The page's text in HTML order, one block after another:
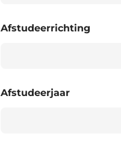
Afstudeerrichting
Afstudeerjaar